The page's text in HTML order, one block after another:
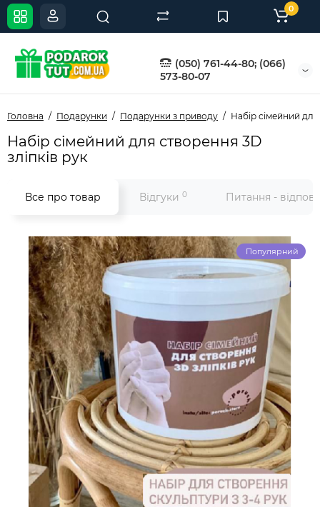
(050) 761-44-80; (066)
573-80-07
0
Головна Подарунки Подарунки з приводу Набір сімейний для
Набір сімейний для створення 3D
зліпків рук
Все про товар Відгуки 0 Питання -
Популярний